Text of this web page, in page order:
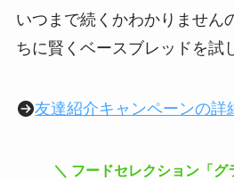
いつまで続くかわかりません
ちに賢くベースブレッドを試
友達紹介キャンペーンの詳
＼ フードセレクション「グ